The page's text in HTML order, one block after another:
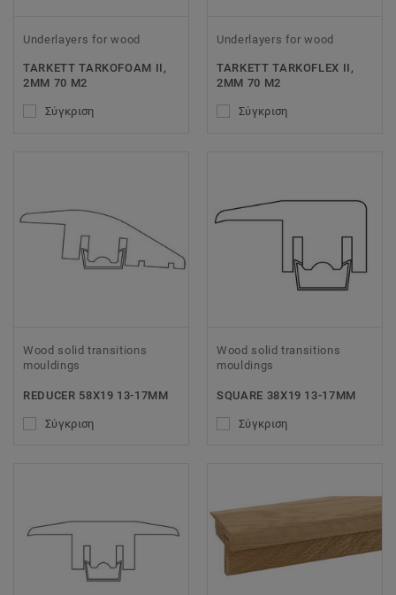
Underlayers for wood
TARKETT TARKOFOAM II,
2MM 70 M2
Σύγκριση
Underlayers for wood
TARKETT TARKOFLEX II,
2MM 70 M2
Σύγκριση
Wood solid transitions
mouldings
REDUCER 58X19 13-17MM
Σύγκριση
Wood solid transitions
mouldings
SQUARE 38X19 13-17MM
Σύγκριση